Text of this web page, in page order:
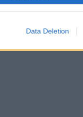
Data Deletion